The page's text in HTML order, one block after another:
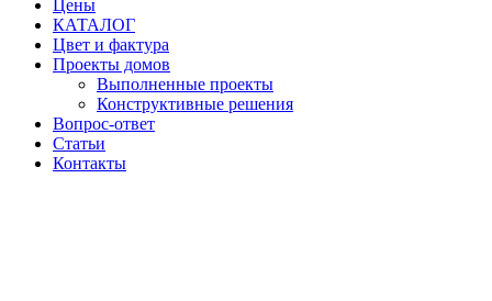
Цены
КАТАЛОГ
Цвет и фактура
Проекты домов
Выполненные проекты
Конструктивные решения
Вопрос-ответ
Статьи
Контакты